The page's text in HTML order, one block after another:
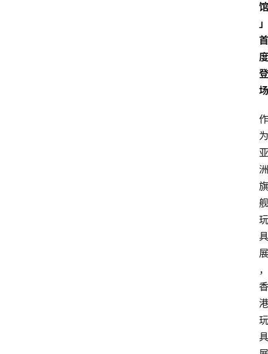
馆
」
首
度
登
场
作
为
亚
洲
旗
舰
玩
具
展
，
香
港
玩
具